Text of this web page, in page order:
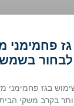
פחמימני
בשמש
בגז פחמימני
בקרב משקי